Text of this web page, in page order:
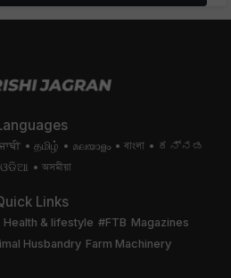
தமிழ் മലയാളം বাংলা
ಕನ್ನಡ
ଓଡିଆ
অসমীয়া
Links
Health & lifestyle #FTB Magazines
Husbandry Farm Machinery